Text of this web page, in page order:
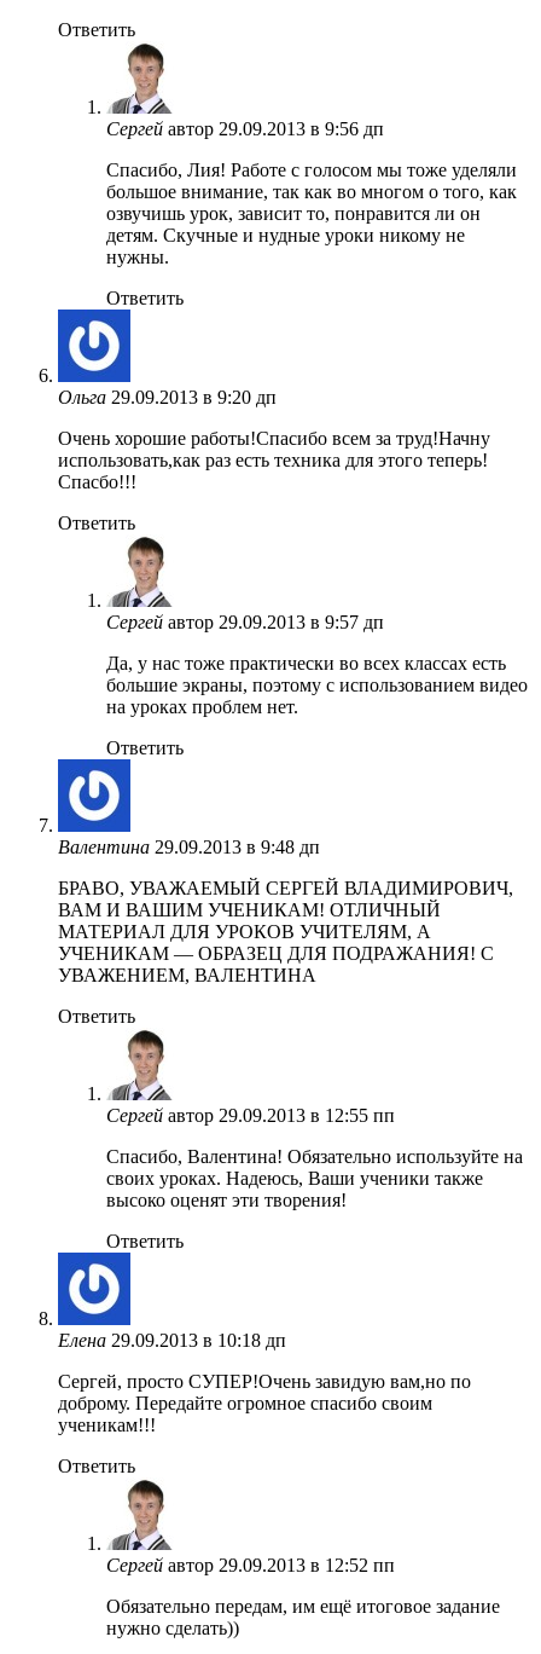
Ответить
Сергей автор 29.09.2013 в 9:56 дп
Спасибо, Лия! Работе с голосом мы тоже уделяли
большое внимание, так как во многом о того, как
озвучишь урок, зависит то, понравится ли он
детям. Скучные и нудные уроки никому не
нужны.
Ответить
Ольга 29.09.2013 в 9:20 дп
Очень хорошие работы!Спасибо всем за труд!Начну
использовать,как раз есть техника для этого теперь!
Спасбо!!!
Ответить
Сергей автор 29.09.2013 в 9:57 дп
Да, у нас тоже практически во всех классах есть
большие экраны, поэтому с использованием видео
на уроках проблем нет.
Ответить
Валентина 29.09.2013 в 9:48 дп
БРАВО, УВАЖАЕМЫЙ СЕРГЕЙ ВЛАДИМИРОВИЧ,
ВАМ И ВАШИМ УЧЕНИКАМ! ОТЛИЧНЫЙ
МАТЕРИАЛ ДЛЯ УРОКОВ УЧИТЕЛЯМ, А
УЧЕНИКАМ — ОБРАЗЕЦ ДЛЯ ПОДРАЖАНИЯ! С
УВАЖЕНИЕМ, ВАЛЕНТИНА
Ответить
Сергей автор 29.09.2013 в 12:55 пп
Спасибо, Валентина! Обязательно используйте на
своих уроках. Надеюсь, Ваши ученики также
высоко оценят эти творения!
Ответить
Елена 29.09.2013 в 10:18 дп
Сергей, просто СУПЕР!Очень завидую вам,но по
доброму. Передайте огромное спасибо своим
ученикам!!!
Ответить
Сергей автор 29.09.2013 в 12:52 пп
Обязательно передам, им ещё итоговое задание
нужно сделать))